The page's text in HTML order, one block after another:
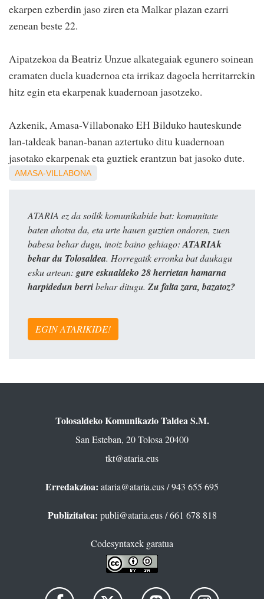
ekarpen ezberdin jaso ziren eta Malkar plazan ezarri
zenean beste 22.
Aipatzekoa da Beatriz Unzue alkategaiak egunero soinean
eramaten duela kuadernoa eta irrikaz dagoela herritarrekin
hitz egin eta ekarpenak kuadernoan jasotzeko.
Azkenik, Amasa-Villabonako EH Bilduko hauteskunde
lan-taldeak banan-banan aztertuko ditu kuadernoan
jasotako ekarpenak eta guztiek erantzun bat jasoko dute.
AMASA-VILLABONA
ATARIA ez da soilik komunikabide bat: komunitate
baten ahotsa da, eta urte hauen guztien ondoren, zuen
babesa behar dugu, inoiz baino gehiago: ATARIAk
behar du Tolosaldea. Horregatik erronka bat daukagu
esku artean: gure eskualdeko 28 herrietan hamarna
harpidedun berribehar ditugu. Zu falta zara, bazatoz?
EGIN ATARIKIDE!
Tolosaldeko Komunikazio Taldea S.M.
San Esteban, 20 Tolosa 20400
tkt@ataria.eus
Erredakzioa: ataria@ataria.eus/ 943 655 695
Publizitatea: publi@ataria.eus/ 661 678 818
Codesyntaxek garatua